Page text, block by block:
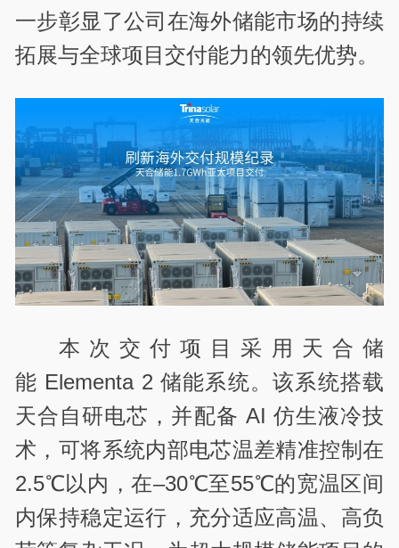
一步彰显了公司在海外储能市场的持续
拓展与全球项目交付能力的领先优势。
本次交付项目采用天合储
能 Elementa 2 储能系统。该系统搭载
天合自研电芯，并配备 AI 仿生液冷技
术，可将系统内部电芯温差精准控制在
2.5℃以内，在–30℃至55℃的宽温区间
内保持稳定运行，充分适应高温、高负